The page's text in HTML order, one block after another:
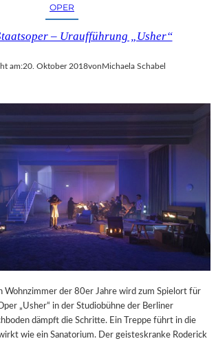
G
OPER
– Uraufführung „Usher“
am:20. Oktober 2018vonMichaela Schabel
der 80er Jahre wird zum Spielort für
„Usher“ in der Studiobühne der Berliner
dämpft die Schritte. Ein Treppe führt in die
wie ein Sanatorium. Der geisteskranke Roderick